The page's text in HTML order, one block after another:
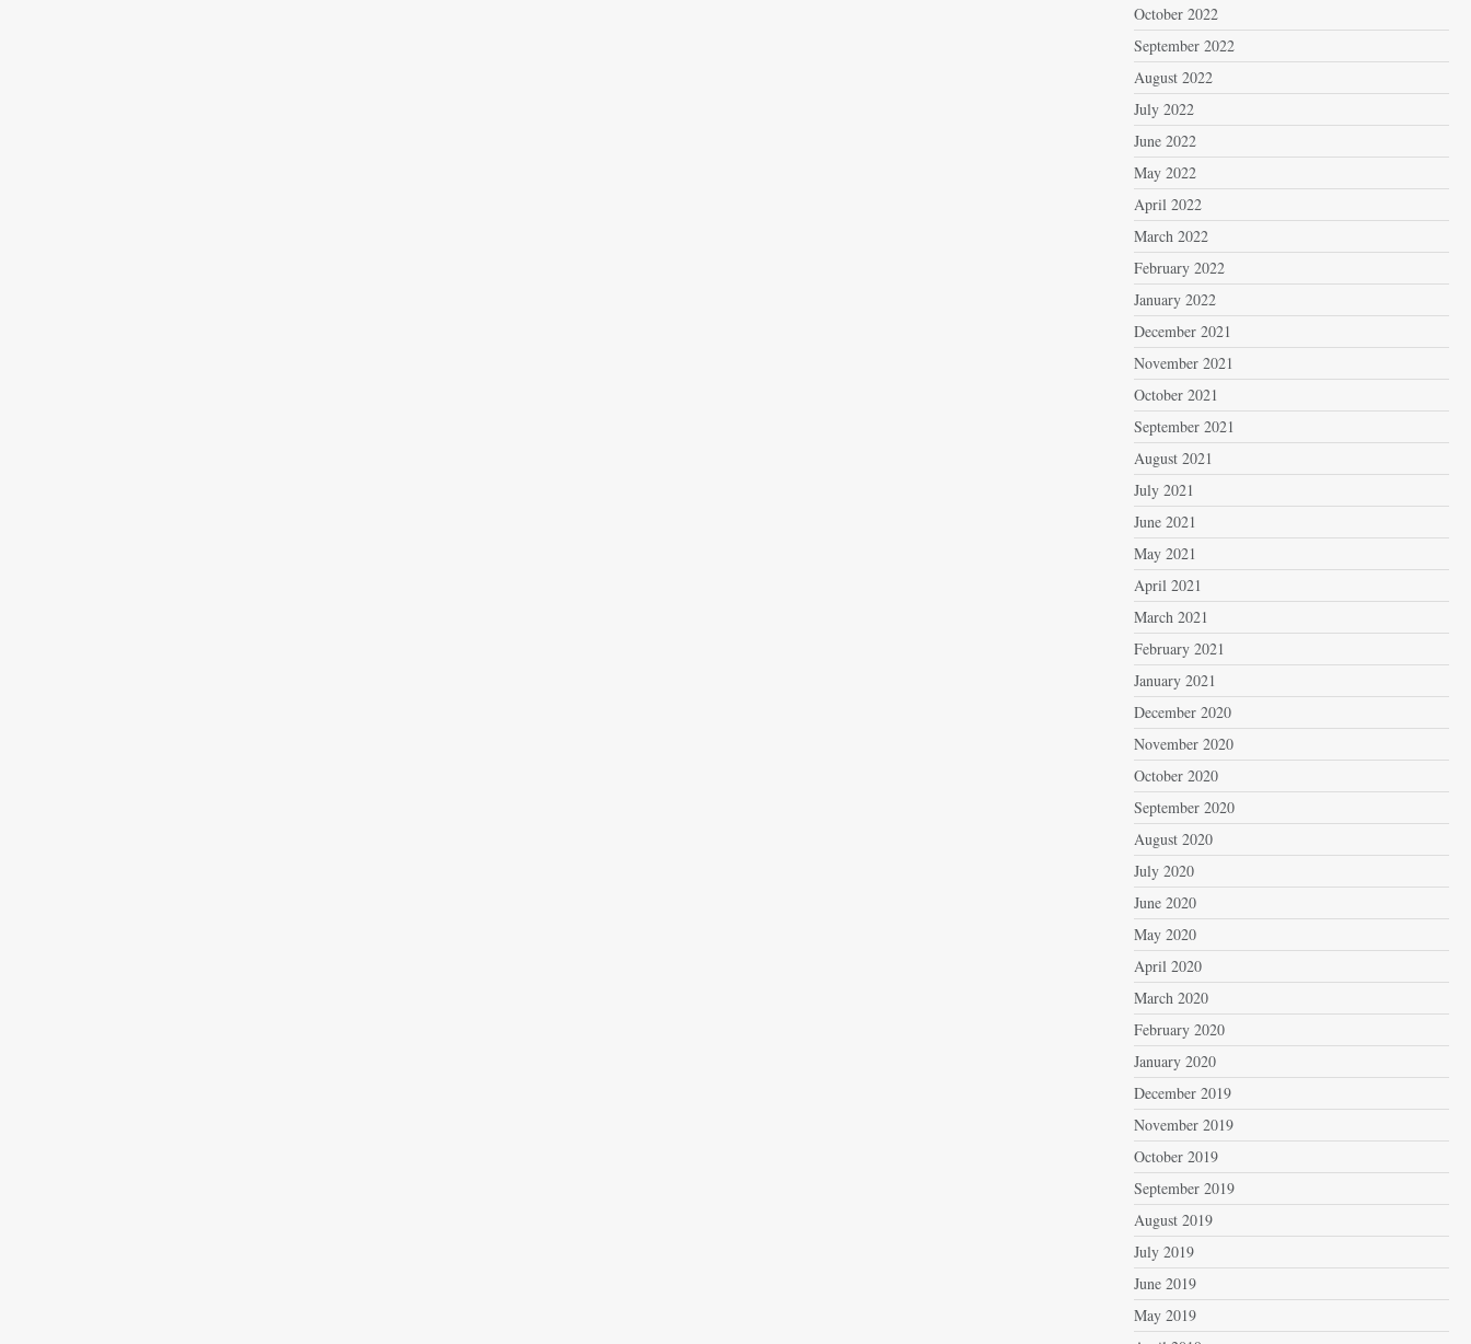
October 2022
September 2022
August 2022
July 2022
June 2022
May 2022
April 2022
March 2022
February 2022
January 2022
December 2021
November 2021
October 2021
September 2021
August 2021
July 2021
June 2021
May 2021
April 2021
March 2021
February 2021
January 2021
December 2020
November 2020
October 2020
September 2020
August 2020
July 2020
June 2020
May 2020
April 2020
March 2020
February 2020
January 2020
December 2019
November 2019
October 2019
September 2019
August 2019
July 2019
June 2019
May 2019